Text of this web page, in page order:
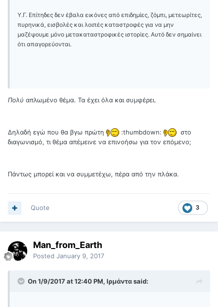
Υ.Γ. Επίτηδες δεν έβαλα εικόνες από επιδημίες, ζόμπι, μετεωρίτες,
πυρηνικά, εισβολές και λοιπές καταστροφές για να μην
μαζέψουμε μόνο μετακαταστροφικές ιστορίες. Αυτό δεν σημαίνει
ότι απαγορεύονται.
Πολύ απλωμένο θέμα. Τα έχει όλα και συμφέρει.
Δηλαδή εγώ που θα βγω πρώτη :thumbdown:
στο
διαγωνισμό, τι θέμα απέμεινε να επινοήσω για τον επόμενο;
Πάντως μπορεί και να συμμετέχω, πέρα από την πλάκα.
3
Quote
Man_from_Earth
Posted January 9, 2017
On 1/9/2017 at 12:40 PM, Ιρμάντα said: